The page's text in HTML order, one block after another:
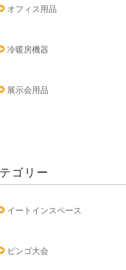
オフィス用品
冷暖房機器
展示会用品
ゴリー
イートインスペース
ビンゴ大会